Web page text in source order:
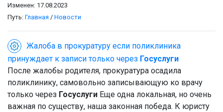
Изменен: 17.08.2023
Путь: Главная / Новости
Жалоба в прокуратуру если поликлиника
принуждает к записи только через Госуслуги
После жалобы родителя, прокуратура осадила
поликлинику, самовольно записывающую ко врачу
только через Госуслуги Еще одна локальная, но очень
важная по существу, наша законная победа. К юристу